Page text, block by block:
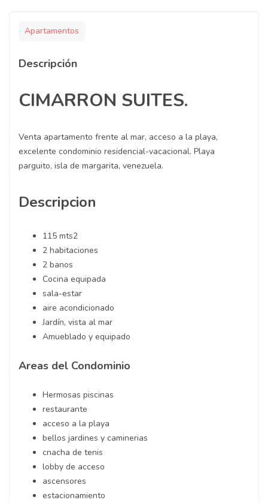
Apartamentos
Descripción
CIMARRON SUITES.
Venta apartamento frente al mar, acceso a la playa,
excelente condominio residencial-vacacional. Playa
parguito, isla de margarita, venezuela.
Descripcion
115 mts2
2 habitaciones
2 banos
Cocina equipada
sala-estar
aire acondicionado
Jardín, vista al mar
Amueblado y equipado
Areas del Condominio
Hermosas piscinas
restaurante
acceso a la playa
bellos jardines y caminerias
cnacha de tenis
lobby de acceso
ascensores
estacionamiento